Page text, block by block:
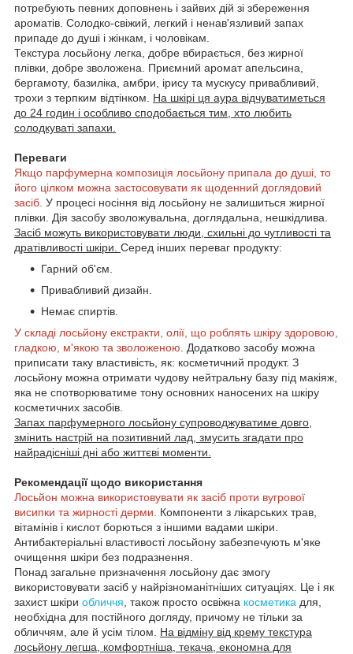
потребують певних доповнень і зайвих дій зі збереження
ароматів. Солодко-свіжий, легкий і ненав'язливий запах
припаде до душі і жінкам, і чоловікам.
Текстура лосьйону легка, добре вбирається, без жирної
плівки, добре зволожена. Приємний аромат апельсина,
бергамоту, базиліка, амбри, ірису та мускусу привабливий,
трохи з терпким відтінком. На шкірі ця аура відчуватиметься
до 24 годин і особливо сподобається тим, хто любить
солодкуваті запахи.
Переваги
Якщо парфумерна композиція лосьйону припала до душі, то
його цілком можна застосовувати як щоденний доглядовий
засіб. У процесі носіння від лосьйону не залишиться жирної
плівки. Дія засобу зволожувальна, доглядальна, нешкідлива.
Засіб можуть використовувати люди, схильні до чутливості та
дратівливості шкіри. Серед інших переваг продукту:
Гарний об'єм.
Привабливий дизайн.
Немає спиртів.
У складі лосьйону екстракти, олії, що роблять шкіру здоровою,
гладкою, м'якою та зволоженою . Додатково засобу можна
приписати таку властивість, як: косметичний продукт. З
лосьйону можна отримати чудову нейтральну базу під макіяж,
яка не спотворюватиме тону основних наносених на шкіру
косметичних засобів.
Запах парфумерного лосьйону супроводжуватиме довго,
змінить настрій на позитивний лад, змусить згадати про
найрадісніші дні або життєві моменти.
Рекомендації щодо використання
Лосьйон можна використовувати як засіб проти вугрової
висипки та жирності дерми.
Компоненти з лікарських трав,
вітамінів і кислот борються з іншими вадами шкіри.
Антибактеріальні властивості лосьйону забезпечують м'яке
очищення шкіри без подразнення.
Понад загальне призначення лосьйону дає змогу
використовувати засіб у найрізноманітніших ситуаціях. Це і як
захист шкіри обличчя , також просто освіжна косметика для,
необхідна для постійного догляду, причому не тільки за
обличчям, але й усім тілом. На відміну від крему текстура
лосьйону легша, комфортніша, текача, економна для